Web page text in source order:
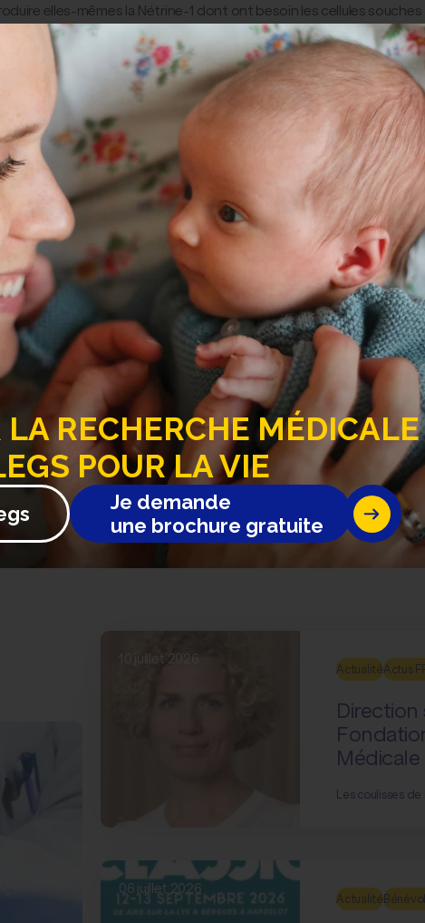
elles-mêmes la Nétrine-1 dont ont besoin les cellules
up, Netris Pharma, et au développement d’un anticorps capable
souches tumorales, particulièrement résistantes aux
phase 2 dans différents cancers (endomètre, col de l’utérus,
de l’indispensable continuum entre recherche fondamentale
Médicale
distingue des chercheurs d'exception
qui, en vouant leur vie à la recherche, ouvrent la voie aux
Recherche Médicale. Créé à l’initiative de la Fondation pour la
scientifique de renommée internationale pour sa contribution
jury composé des membres du Comité de la recherche et du
et découvertes sur toutes les maladies…
Direction
ActualitéActus
Les coulisses de
10 juillet 2026
Actualité
06 juillet 2026
RECHERCHE MÉDICALE
POUR LA VIE
Je demande
une brochure gratuite